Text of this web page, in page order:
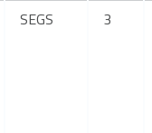
SEGS 3